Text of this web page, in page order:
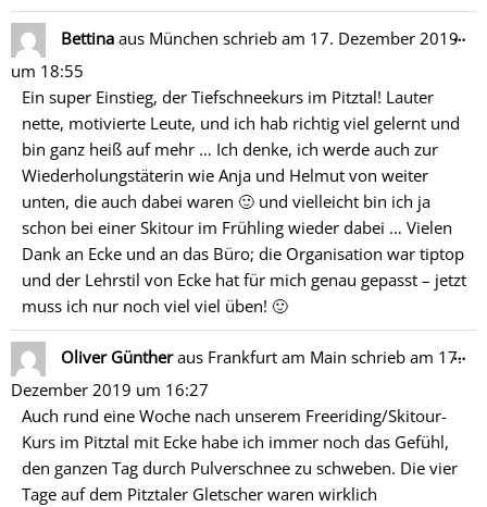
Bettina aus München schrieb am 17. Dezember 2019
um 18:55
Ein super Einstieg, der Tiefschneekurs im Pitztal! Lauter
nette, motivierte Leute, und ich hab richtig viel gelernt und
bin ganz heiß auf mehr … Ich denke, ich werde auch zur
Wiederholungstäterin wie Anja und Helmut von weiter
unten, die auch dabei waren 🙂 und vielleicht bin ich ja
schon bei einer Skitour im Frühling wieder dabei … Vielen
Dank an Ecke und an das Büro; die Organisation war tiptop
und der Lehrstil von Ecke hat für mich genau gepasst – jetzt
muss ich nur noch viel viel üben! 🙂
…
Oliver Güntheraus Frankfurt am Main schrieb am 17.
Dezember 2019 um 16:27
Auch rund eine Woche nach unserem Freeriding/Skitour-
Kurs im Pitztal mit Ecke habe ich immer noch das Gefühl,
den ganzen Tag durch Pulverschnee zu schweben. Die vier
Tage auf dem Pitztaler Gletscher waren wirklich
…